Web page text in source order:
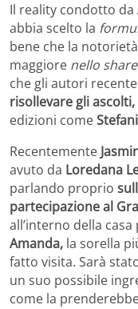
Il reality condotto da
abbia scelto la
bene che la
maggiore nello share
che gli autori
risollevare gli ascolti,
edizioni come
Recentemente
avuto da Loredana
parlando proprio
partecipazione al
all’interno della casa
Amanda, la sorella
fatto visita. Sarà
un suo possibile
come la